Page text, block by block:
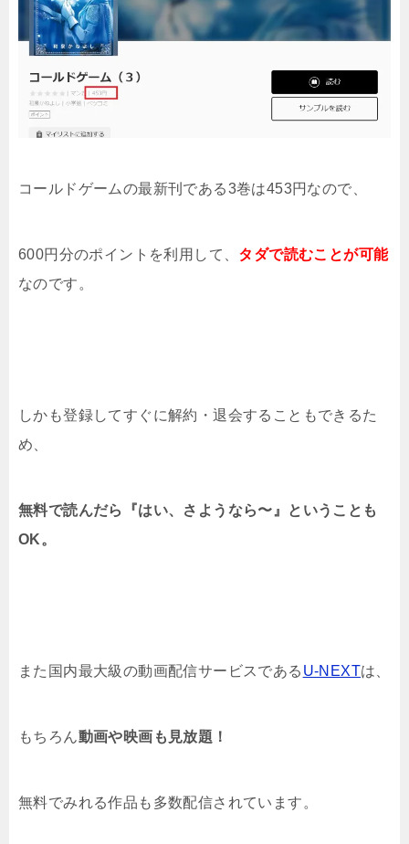
コールドゲームの最新刊である3巻は453円なので、
600円分のポイントを利用して、 タダで読むことが可能
なのです。
しかも登録してすぐに解約・退会することもできるた
め、
無料で読んだら『はい、さようなら〜』ということも
OK。
また国内最大級の動画配信サービスである U-NEXTは、
もちろん動画や映画も見放題！
無料でみれる作品も多数配信されています。